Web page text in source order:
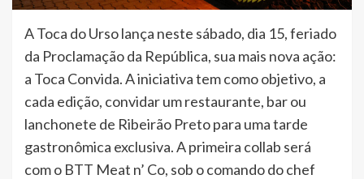
A Toca do Urso lança neste sábado, dia 15, feriado
da Proclamação da República, sua mais nova ação:
a Toca Convida. A iniciativa tem como objetivo, a
cada edição, convidar um restaurante, bar ou
lanchonete de Ribeirão Preto para uma tarde
gastronômica exclusiva. A primeira collab será
com o BTT Meat n’ Co, sob o comando do chef